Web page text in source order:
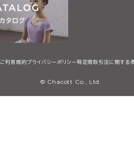
ご利用規約プライバシーポリシー 特定商取引法に関する
© Chacott Co., Ltd.